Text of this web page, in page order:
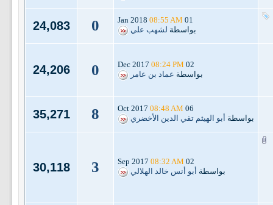
01 Jan 2018
08:55 AM
بواسطة لشهب علي 0
24,083
02 Dec 2017
08:24 PM
بواسطة عماد بن عامر 0
24,206
06 Oct 2017
08:48 AM
بواسطة أبو الهيثم تقي الدين الأخضري 8
35,271
02 Sep 2017
08:32 AM
بواسطة أبو أنس خالد الهلالي 3
30,118